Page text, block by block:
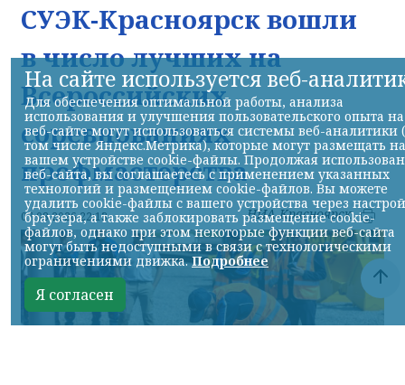
СУЭК-Красноярск вошли
в число лучших на
Всероссийских
соревнованиях
профмастерства
07.08.2026 22:13 НИА-Красноярск
На сайте используется веб-
Для обеспечения оптимальной работы, анализа
использования и улучшения пользовательского опыта на
веб-сайте могут использоваться системы веб-аналитики
том числе Яндекс.Метрика), которые могут размещать на
вашем устройстве cookie-файлы. Продолжая
веб-сайта, вы соглашаетесь с применением указанных
технологий и размещением cookie-файлов. Вы можете
удалить cookie-файлы с вашего устройства через
браузера, а также заблокировать размещение cookie-
файлов, однако при этом некоторые функции веб-сайта
могут быть недоступными в связи с технологическими
ограничениями движка.Подробнее
Я согласен